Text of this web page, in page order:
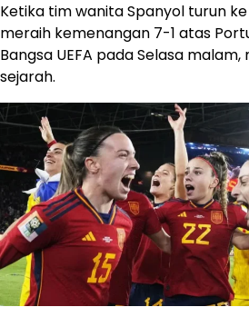
Ketika tim wanita Spanyol turun
meraih kemenangan 7-1 atas
Bangsa UEFA pada Selasa
sejarah.